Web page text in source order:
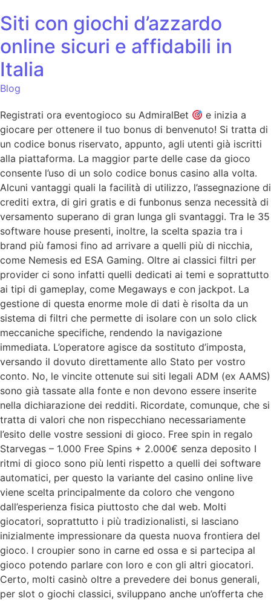
Siti con giochi d’azzardo
online sicuri e affidabili in
Italia
Blog
Registrati ora eventogioco su AdmiralBet
e inizia a
giocare per ottenere il tuo bonus di benvenuto! Si tratta di
un codice bonus riservato, appunto, agli utenti già iscritti
alla piattaforma. La maggior parte delle case da gioco
consente l’uso di un solo codice bonus casino alla volta.
Alcuni vantaggi quali la facilità di utilizzo, l’assegnazione di
crediti extra, di giri gratis e di funbonus senza necessità di
versamento superano di gran lunga gli svantaggi. Tra le 35
software house presenti, inoltre, la scelta spazia tra i
brand più famosi fino ad arrivare a quelli più di nicchia,
come Nemesis ed ESA Gaming. Oltre ai classici filtri per
provider ci sono infatti quelli dedicati ai temi e soprattutto
ai tipi di gameplay, come Megaways e con jackpot. La
gestione di questa enorme mole di dati è risolta da un
sistema di filtri che permette di isolare con un solo click
meccaniche specifiche, rendendo la navigazione
immediata. L’operatore agisce da sostituto d’imposta,
versando il dovuto direttamente allo Stato per vostro
conto. No, le vincite ottenute sui siti legali ADM (ex AAMS)
sono già tassate alla fonte e non devono essere inserite
nella dichiarazione dei redditi. Ricordate, comunque, che si
tratta di valori che non rispecchiano necessariamente
l’esito delle vostre sessioni di gioco. Free spin in regalo
Starvegas – 1.000 Free Spins + 2.000€ senza deposito I
ritmi di gioco sono più lenti rispetto a quelli dei software
automatici, per questo la variante del casino online live
viene scelta principalmente da coloro che vengono
dall’esperienza fisica piuttosto che dal web. Molti
giocatori, soprattutto i più tradizionalisti, si lasciano
inizialmente impressionare da questa nuova frontiera del
gioco. I croupier sono in carne ed ossa e si partecipa al
gioco potendo parlare con loro e con gli altri giocatori.
Certo, molti casinò oltre a prevedere dei bonus generali,
per slot o giochi classici, sviluppano anche un’offerta che